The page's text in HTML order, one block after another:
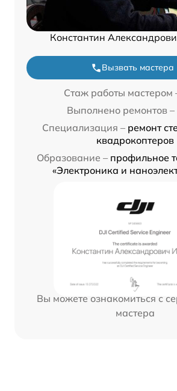
Константин
Вызвать мастера
Стаж работы мастером
Выполнено ремонтов –
Специализация – ремонт
квадрокоптеров
Образование – профильное
«Электроника и
Вы можете ознакомиться с
мастера